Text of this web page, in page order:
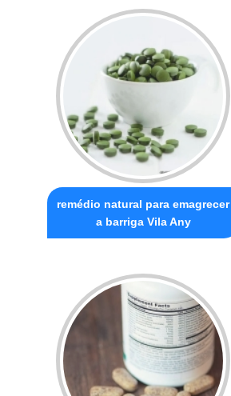
remédio natural para emagrecer
a barriga Vila Any